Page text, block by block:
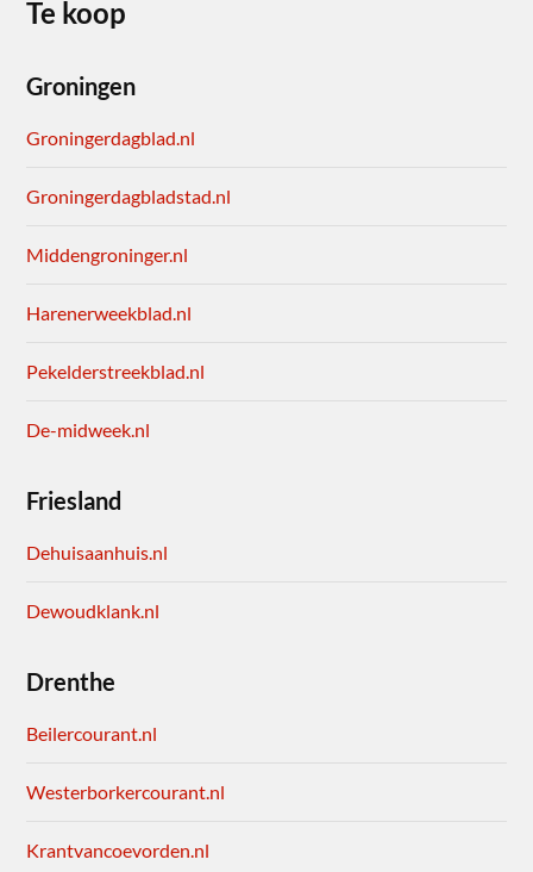
Te koop
Groningen
Groningerdagblad.nl
Groningerdagbladstad.nl
Middengroninger.nl
Harenerweekblad.nl
Pekelderstreekblad.nl
De-midweek.nl
Friesland
Dehuisaanhuis.nl
Dewoudklank.nl
Drenthe
Beilercourant.nl
Westerborkercourant.nl
Krantvancoevorden.nl